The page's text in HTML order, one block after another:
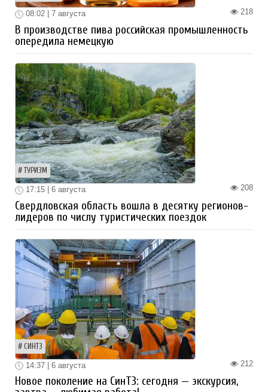
218
08:02 | 7 августа
В производстве пива российская промышленность
опередила немецкую
ТУРИЗМ
208
17:15 | 6 августа
Свердловская область вошла в десятку регионов-
лидеров по числу туристических поездок
СИНТЗ
212
14:37 | 6 августа
Новое поколение на СинТЗ: сегодня — экскурсия,